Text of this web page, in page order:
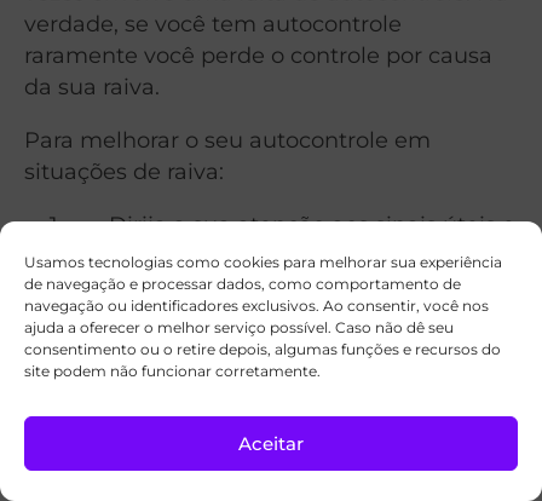
Usamos tecnologias como cookies para melhorar sua experiência
de navegação e processar dados, como comportamento de
navegação ou identificadores exclusivos. Ao consentir, você nos
ajuda a oferecer o melhor serviço possível. Caso não dê seu
consentimento ou o retire depois, algumas funções e recursos do
site podem não funcionar corretamente.
Aceitar
verdade, se você tem autocontrole
raramente você perde o controle por causa
da sua raiva.
Para melhorar o seu autocontrole em
situações de raiva:
Dirija a sua atenção aos sinais úteis e
agradáveis, nunca aos pequenos
detalhes negativos que podem distorcer
a sua percepção.
Reconheça que você está com raiva
e esteja ciente de que você deve reduzi-
lo para o seu bem.
Pense sobre as consequências
negativas de perder o controle.